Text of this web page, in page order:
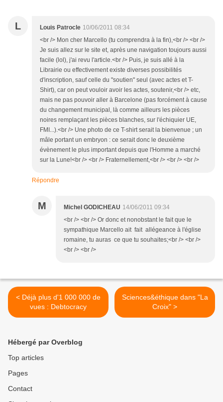
L Louis Patrocle 10/06/2011 08:34
<br /> Mon cher Marcello (tu comprendra à la fin),<br /> <br />
Je suis allez sur le site et, après une navigation toujours aussi
facile (lol), j'ai revu l'article.<br /> Puis, je suis allé à la
Librairie ou effectivement existe diverses possibilités
d'inscription, sauf celle du "soutien" seul (avec actes et T-
Shirt), car on peut vouloir avoir les actes, soutenir,<br /> etc,
mais ne pas pouvoir aller à Barcelone (pas forcément à cause
du changement municipal, là comme ailleurs les pièces
noires remplaçant les pièces blanches, sur l'échiquier UE,
FMI...).<br /> Une photo de ce T-shirt serait la bienvenue ; un
mâle portant un embryon : ce serait donc le deuxième
évènement le plus important depuis que l'Homme a marché
sur la Lune!<br /> <br /> Fraternellement,<br /> <br /> <br />
Répondre
M Michel GODICHEAU 14/06/2011 09:34
<br /> <br /> Or donc et nonobstant le fait que le
sympathique Marcello ait fait allégeance à l'église
romaine, tu auras ce que tu souhaites;<br /> <br />
<br /> <br />
< Déjà plus d'1 000 000 de
vues : Debtocracy
Sciences&éthique dans "La
Croix" >
Hébergé par Overblog
Top articles
Pages
Contact